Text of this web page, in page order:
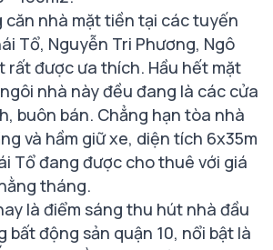
căn nhà mặt tiền tại các tuyến
Tổ, Nguyễn Tri Phương, Ngô
rất được ưa thích. Hầu hết mặt
nhà này đều đang là các cửa
buôn bán. Chẳng hạn tòa nhà
và hầm giữ xe, diện tích 6x35m
Tổ đang được cho thuê với giá
tháng.
là điểm sáng thu hút nhà đầu
bất động sản quận 10, nổi bật là